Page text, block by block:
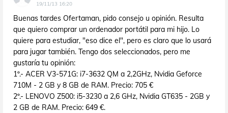
19/11/13 16:20
Buenas tardes Ofertaman, pido consejo u opinión. Resulta
que quiero comprar un ordenador portátil para mi hijo. Lo
quiere para estudiar, "eso dice el", pero es claro que lo usará
para jugar también. Tengo dos seleccionados, pero me
gustaría tu opinión:
1º.- ACER V3-571G: i7-3632 QM a 2,2GHz, Nvidia Geforce
710M - 2 GB y 8 GB de RAM. Precio: 705 €
2º.- LENOVO Z500: i5-3230 a 2,6 GHz, Nvidia GT635 - 2GB y
2 GB de RAM. Precio: 649 €.